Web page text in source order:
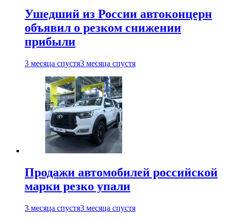
Ушедший из России автоконцерн
объявил о резком снижении
прибыли
3 месяца спустя3 месяца спустя
Продажи автомобилей российской
марки резко упали
3 месяца спустя3 месяца спустя